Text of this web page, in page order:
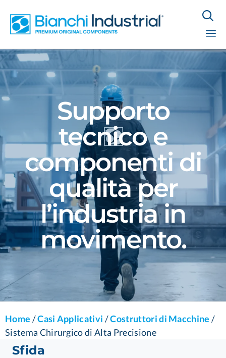

Supporto
tecnico e
componenti di
qualità per
l’industria in
movimento.
Home /Casi Applicativi /Costruttori di Macchine /
Sistema Chirurgico di Alta Precisione
Sfida